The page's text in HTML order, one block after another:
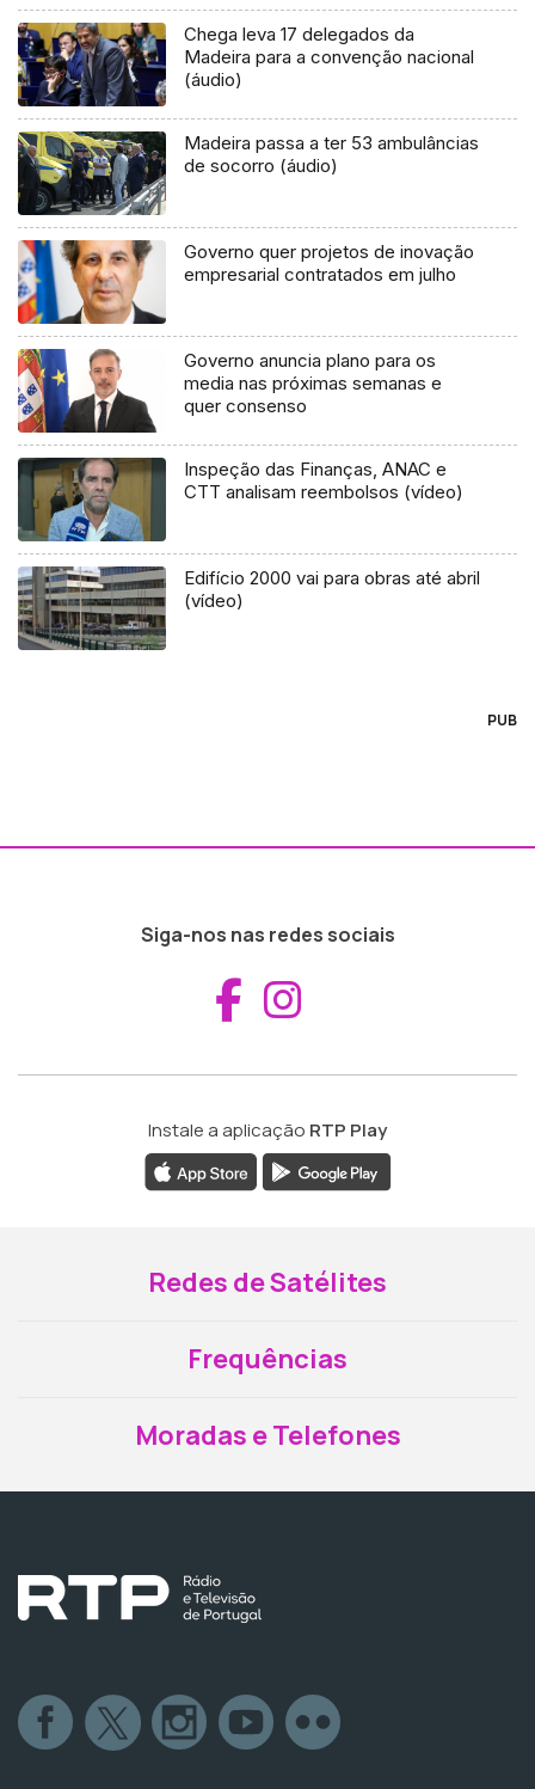
Chega leva 17 delegados da
Madeira para a convenção nacional
(áudio)
Madeira passa a ter 53 ambulâncias
de socorro (áudio)
Governo quer projetos de inovação
empresarial contratados em julho
Governo anuncia plano para os
media nas próximas semanas e
quer consenso
Inspeção das Finanças, ANAC e
CTT analisam reembolsos (vídeo)
Edifício 2000 vai para obras até abril
(vídeo)
PUB
Siga-nos nas redes sociais
Aceder ao
Instale a aplicação RTP Play
Redes de Satélites
Frequências
Moradas e Telefones